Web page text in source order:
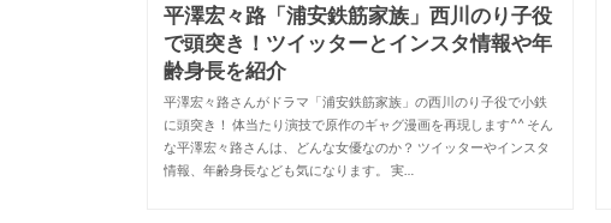
平澤宏々路「浦安鉄筋家族」西川のり子役
で頭突き！ツイッターとインスタ情報や年
齢身長を紹介
平澤宏々路さんがドラマ「浦安鉄筋家族」の西川のり子役で小鉄
に頭突き！ 体当たり演技で原作のギャグ漫画を再現します^^ そん
な平澤宏々路さんは、どんな女優なのか？ ツイッターやインスタ
情報、年齢身長なども気になります。 実…